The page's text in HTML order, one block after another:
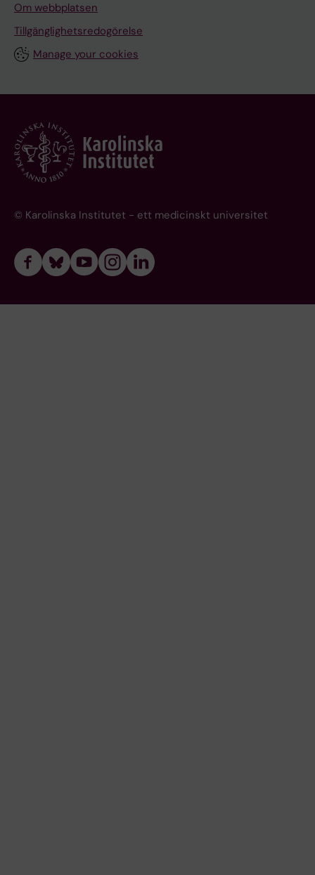
Om webbplatsen
Tillgänglighetsredogörelse
Manage your cookies
© Karolinska Institutet - ett medicinskt universitet